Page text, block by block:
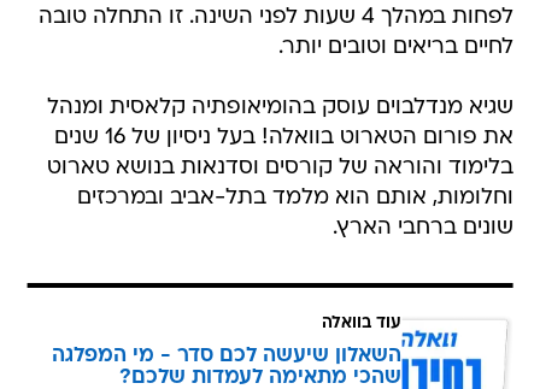
לפחות במהלך 4 שעות לפני השינה. זו התחלה טובה
לחיים בריאים וטובים יותר.
שגיא מנדלבוים עוסק בהומיאופתיה קלאסית ומנהל
את פורום הטארוט בוואלה! בעל ניסיון של 16 שנים
בלימוד והוראה של קורסים וסדנאות בנושא טארוט
וחלומות, אותם הוא מלמד בתל-אביב ובמרכזים
שונים ברחבי הארץ.
עוד בוואלה
השאלון שיעשה לכם סדר - מי המפלגה
שהכי מתאימה לעמדות שלכם?